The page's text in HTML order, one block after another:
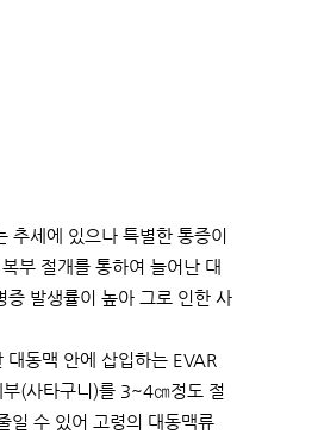
추세에 있으나 특별한 통증이
부 절개를 통하여 늘어난 대
증 발생률이 높아 그로 인한 사
동맥 안에 삽입하는 EVAR
(사타구니)를 3~4㎝정도 절
일 수 있어 고령의 대동맥류